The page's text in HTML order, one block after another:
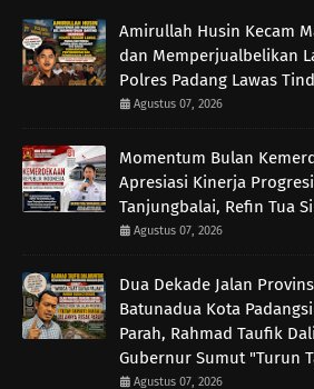
Amirullah Husin Kecam
dan Memperjualbelikan
Polres Padang Lawas
Agustus 07, 2026
Momentum Bulan
Apresiasi Kinerja
Tanjungbalai, Refin Tua
Agustus 07, 2026
Dua Dekade Jalan
Batunadua Kota
Parah, Rahmad Taufik
Gubernur Sumut "Turun
Agustus 07, 2026